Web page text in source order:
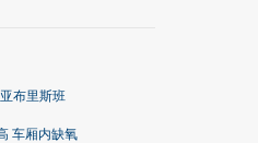
布里斯班
车厢内缺氧